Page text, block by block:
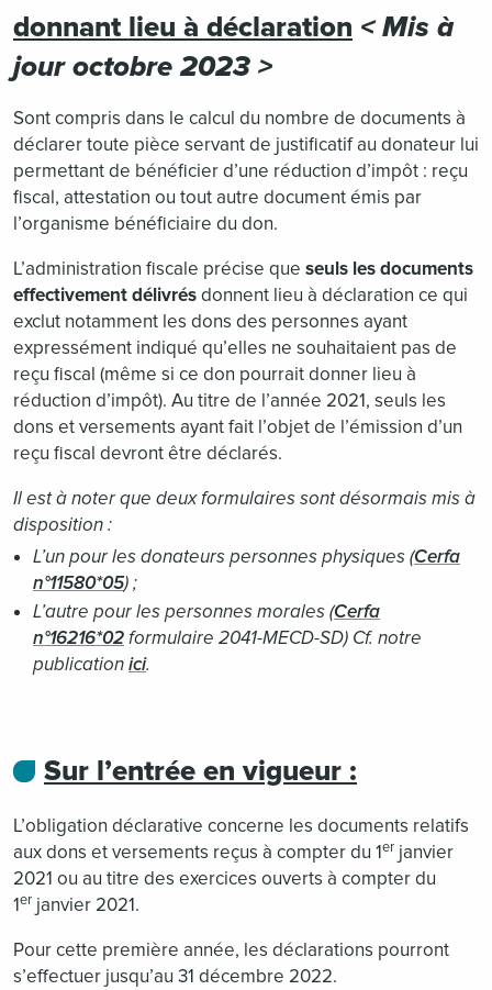
donnant lieu à déclaration < Mis à
jour octobre 2023 >
Sont compris dans le calcul du nombre de documents à
déclarer toute pièce servant de justificatif au donateur lui
permettant de bénéficier d’une réduction d’impôt : reçu
fiscal, attestation ou tout autre document émis par
l’organisme bénéficiaire du don.
L’administration fiscale précise que seuls les documents
effectivement délivrésdonnent lieu à déclaration ce qui
exclut notamment les dons des personnes ayant
expressément indiqué qu’elles ne souhaitaient pas de
reçu fiscal (même si ce don pourrait donner lieu à
réduction d’impôt). Au titre de l’année 2021, seuls les
dons et versements ayant fait l’objet de l’émission d’un
reçu fiscal devront être déclarés.
Il est à noter que deux formulaires sont désormais mis à
disposition :
L’un pour les donateurs personnes physiques (Cerfa
n°11580*05) ;
L’autre pour les personnes morales (Cerfa
n°16216*02formulaire 2041-MECD-SD) Cf. notre
publicationici.
Sur l’entrée en vigueur :
L’obligation déclarative concerne les documents relatifs
aux dons et versements reçus à compter du 1er janvier
2021 ou au titre des exercices ouverts à compter du
1er janvier 2021.
Pour cette première année, les déclarations pourront
s’effectuer jusqu’au 31 décembre 2022.